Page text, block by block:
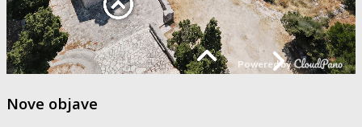
Nove objave